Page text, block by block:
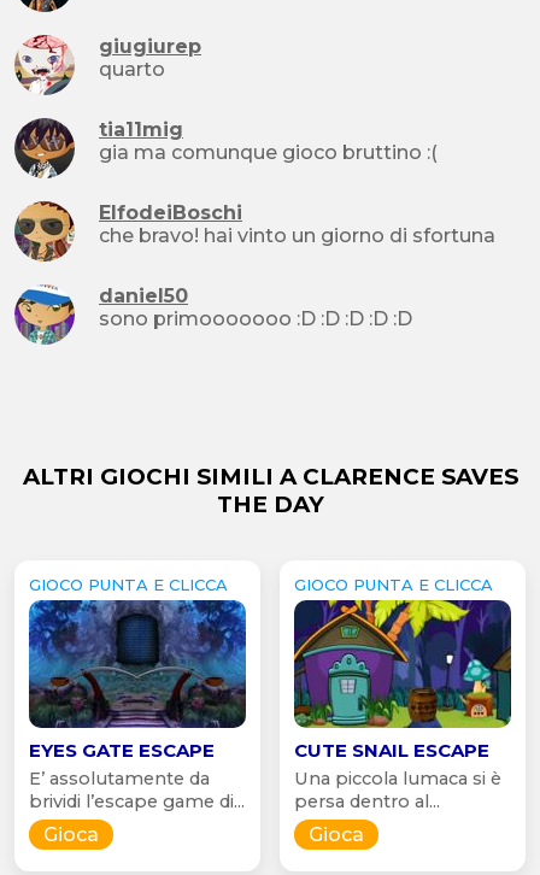
giugiurep
quarto
tia11mig
gia ma comunque gioco bruttino :(
ElfodeiBoschi
che bravo! hai vinto un giorno di sfortuna
daniel50
sono primooooooo :D :D :D :D :D
ALTRI GIOCHI SIMILI A CLARENCE SAVES
THE DAY
GIOCO PUNTA E CLICCA
EYES GATE ESCAPE
E’ assolutamente da
brividi l’escape game di...
Gioca
GIOCO PUNTA E CLICCA
CUTE SNAIL ESCAPE
Una piccola lumaca si è
persa dentro al...
Gioca